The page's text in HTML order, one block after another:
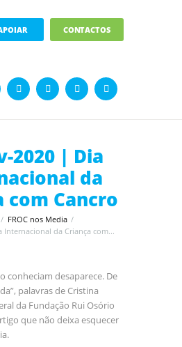
CONTACTOS
2020 | Dia
da
com Cancro
FROC nos Media
Internacional da Criança com...
conheciam desaparece. De
palavras de Cristina
da Fundação Rui Osório
que não deixa esquecer